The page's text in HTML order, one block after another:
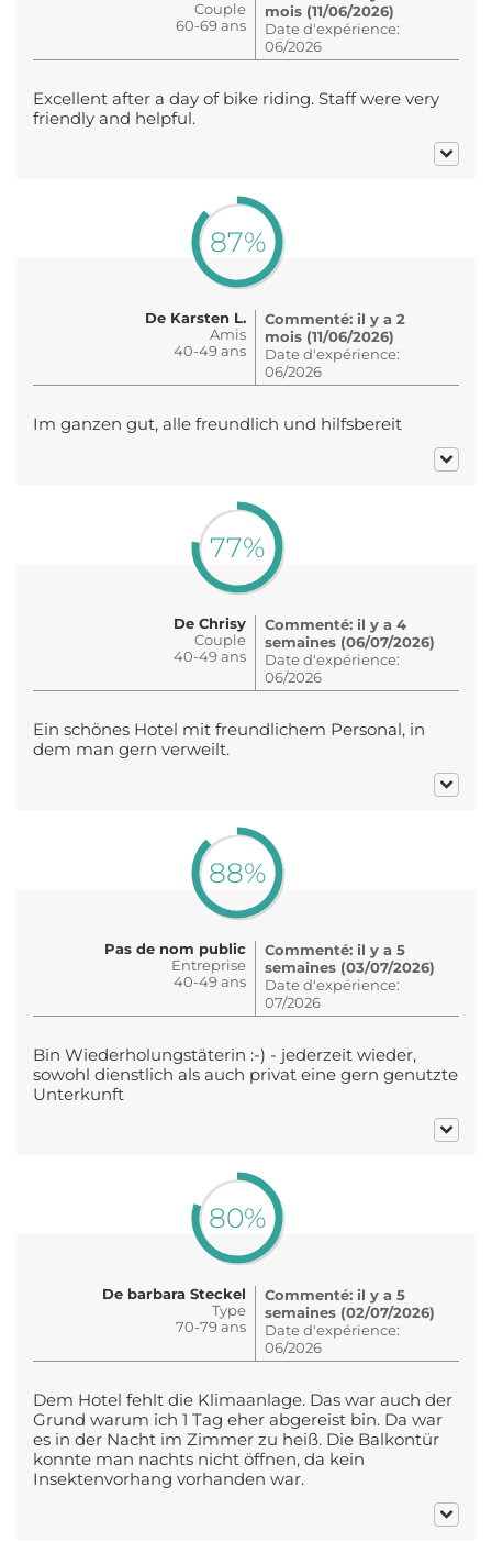
Couple
60-69 ans
mois (11/06/2026)
Date d'expérience:
06/2026
Excellent after a day of bike riding. Staff were very
friendly and helpful.
87%
De Karsten L.
Amis
40-49 ans
Commenté: il y a 2
mois (11/06/2026)
Date d'expérience:
06/2026
Im ganzen gut, alle freundlich und hilfsbereit
77%
De Chrisy
Couple
40-49 ans
Commenté: il y a 4
semaines (06/07/2026)
Date d'expérience:
06/2026
Ein schönes Hotel mit freundlichem Personal, in
dem man gern verweilt.
88%
Pas de nom public
Entreprise
40-49 ans
Commenté: il y a 5
semaines (03/07/2026)
Date d'expérience:
07/2026
Bin Wiederholungstäterin :-) - jederzeit wieder,
sowohl dienstlich als auch privat eine gern genutzte
Unterkunft
80%
De barbara Steckel
Type
70-79 ans
Commenté: il y a 5
semaines (02/07/2026)
Date d'expérience:
06/2026
Dem Hotel fehlt die Klimaanlage. Das war auch der
Grund warum ich 1 Tag eher abgereist bin. Da war
es in der Nacht im Zimmer zu heiß. Die Balkontür
konnte man nachts nicht öffnen, da kein
Insektenvorhang vorhanden war.